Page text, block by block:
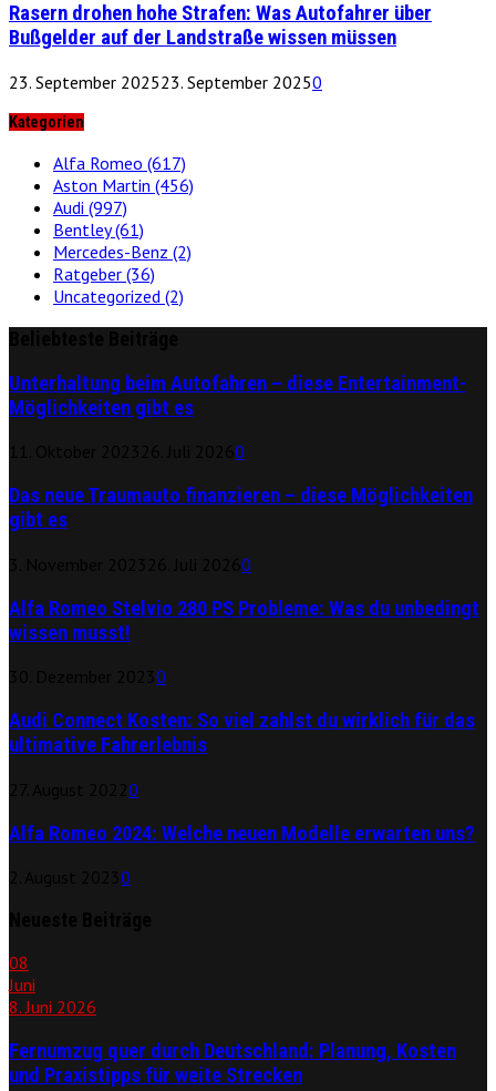
Rasern drohen hohe Strafen: Was Autofahrer über
Bußgelder auf der Landstraße wissen müssen
23. September 202523. September 20250
Kategorien
Alfa Romeo (617)
Aston Martin (456)
Audi (997)
Bentley(61)
Mercedes-Benz (2)
Ratgeber (36)
Uncategorized (2)
Unterhaltung beim Autofahren – diese Entertainment-
Möglichkeiten gibt es
0
Das neue Traumauto finanzieren – diese Möglichkeiten
gibt es
0
Alfa Romeo Stelvio 280 PS Probleme: Was du unbedingt
wissen musst!
0
Audi Connect Kosten: So viel zahlst du wirklich für das
ultimative Fahrerlebnis
0
Alfa Romeo 2024: Welche neuen Modelle erwarten uns?
0
08
Juni
8. Juni 2026
Fernumzug quer durch Deutschland: Planung, Kosten
und Praxistipps für weite Strecken